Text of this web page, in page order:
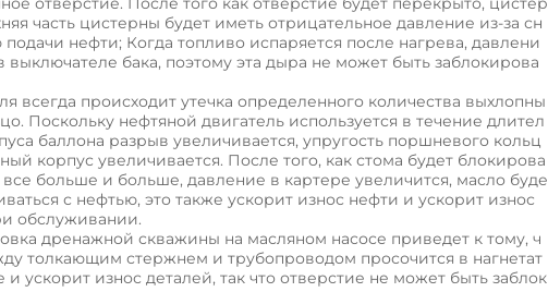
часть цистерны будет иметь отрицательное давление из-за сн
нефти; Когда топливо испаряется после нагрева, давлени
выключателе бака, поэтому эта дыра не может быть заблокирова
всегда происходит утечка определенного количества выхлопны
Поскольку нефтяной двигатель используется в течение длител
баллона разрыв увеличивается, упругость поршневого кольц
корпус увеличивается. После того, как стома будет блокирова
больше и больше, давление в картере увеличится, масло буде
с нефтью, это также ускорит износ нефти и ускорит износ
обслуживании.
дренажной скважины на масляном насосе приведет к тому, ч
толкающим стержнем и трубопроводом просочится в нагнетат
ускорит износ деталей, так что отверстие не может быть заблок